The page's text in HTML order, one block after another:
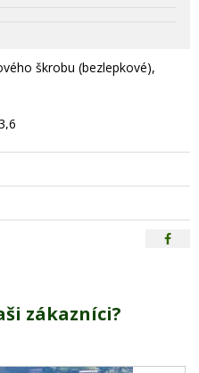
škrobu (bezlepkové),
zákazníci?